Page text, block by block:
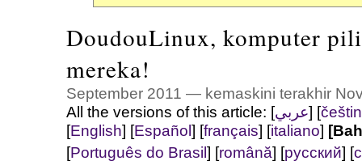
DoudouLinux, komputer
mereka!
September 2011 — kemaskini terakhir
All the versions of this article:
[عربي] [
[English] [Español] [français] [italiano]
[Português do Brasil] [română] [русский] [